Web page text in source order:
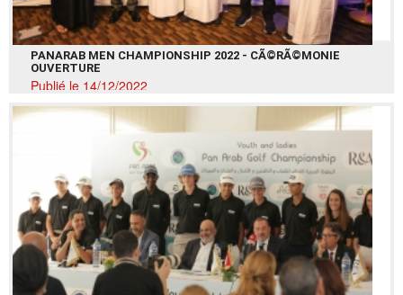
PANARAB MEN CHAMPIONSHIP 2022 - CÃ©RÃ©MONIE
OUVERTURE
Publié le 14/12/2022